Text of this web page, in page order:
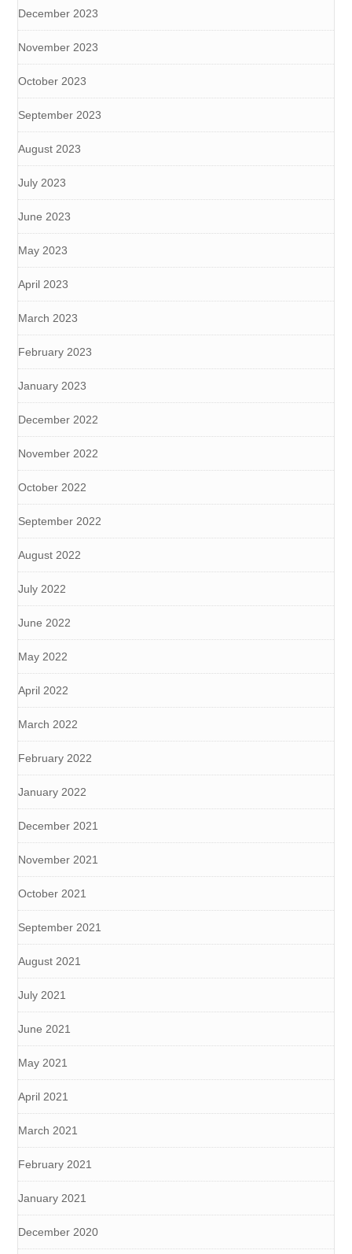
December 2023
November 2023
October 2023
September 2023
August 2023
July 2023
June 2023
May 2023
April 2023
March 2023
February 2023
January 2023
December 2022
November 2022
October 2022
September 2022
August 2022
July 2022
June 2022
May 2022
April 2022
March 2022
February 2022
January 2022
December 2021
November 2021
October 2021
September 2021
August 2021
July 2021
June 2021
May 2021
April 2021
March 2021
February 2021
January 2021
December 2020